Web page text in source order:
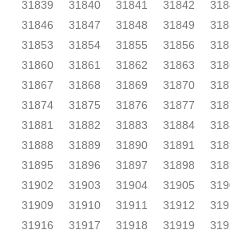
31839
31840 31841 31842
31846
31847 31848 31849
31853
31854 31855 31856
31860
31861 31862 31863
31867
31868 31869 31870
31874
31875 31876 31877
31881
31882 31883 31884
31888
31889 31890 31891
31895
31896 31897 31898
31902
31903 31904 31905
31909
31910 31911 31912
31916
31917 31918 31919